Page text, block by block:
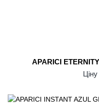
APARICI